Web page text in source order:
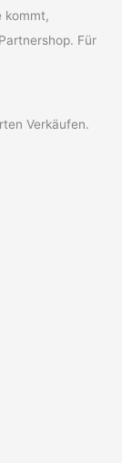
kommt,
Für
Verkäufen.